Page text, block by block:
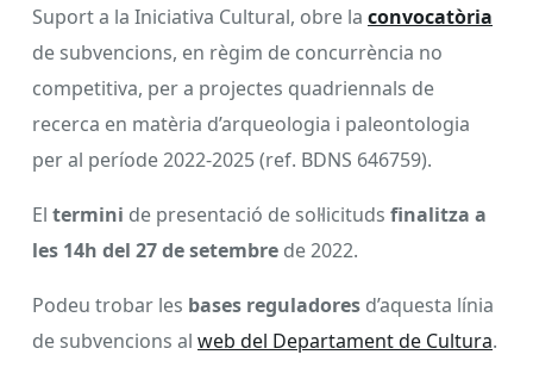
Suport a la Iniciativa Cultural, obre la convocatòria
de subvencions, en règim de concurrència no
competitiva, per a projectes quadriennals de
recerca en matèria d’arqueologia i paleontologia
per al període 2022-2025 (ref. BDNS 646759).
El termini de presentació de sol·licituds finalitza a
les 14h del 27 de setembre de 2022.
Podeu trobar les bases reguladores d’aquesta línia
de subvencions al web del Departament de Cultura.